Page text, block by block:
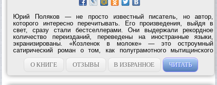
Юрий Поляков — не просто известный писатель, но автор,
которого интересно перечитывать. Его произведения, выйдя в
свет, сразу стали бестселлерами. Они выдержали рекордное
количество переизданий, переведены на иностранные языки,
экранизированы. «Козленок в молоке» — это остроумный
сатирический роман о том, как полуграмотного мытищинского
мужика можно легко превратить в гениального богемного
писателя-авангардиста. ...
О КНИГЕ ОТЗЫВЫ В ИЗБРАННОЕ ЧИТАТЬ